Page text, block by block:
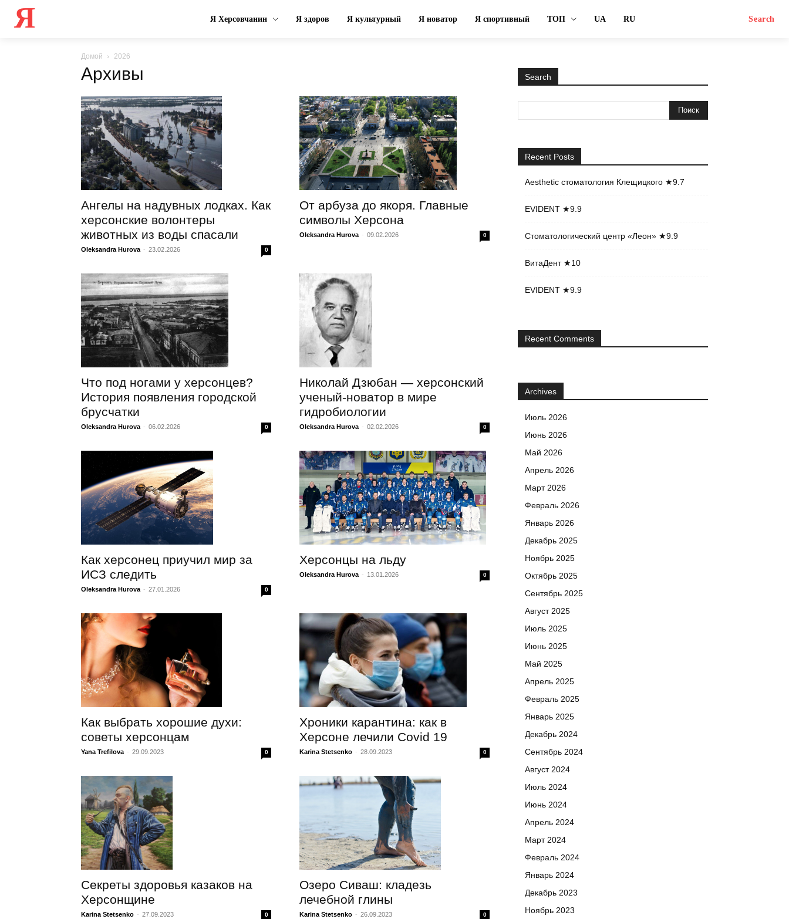
Я Я Херсовчанин Я здоров Я культурный Я новатор Я спортивный ТОП UA RU Search
Домой 2026
Архивы
Ангелы на надувных лодках. Как
херсонские волонтеры
животных из воды спасали
Oleksandra Hurova - 23.02.2026 0
От арбуза до якоря. Главные
символы Херсона
Oleksandra Hurova - 09.02.2026 0
Что под ногами у херсонцев?
История появления городской
брусчатки
Oleksandra Hurova - 06.02.2026 0
Николай Дзюбан — херсонский
ученый-новатор в мире
гидробиологии
Oleksandra Hurova - 02.02.2026 0
Как херсонец приучил мир за
ИСЗ следить
Oleksandra Hurova - 27.01.2026 0
Херсонцы на льду
Oleksandra Hurova - 13.01.2026 0
Как выбрать хорошие духи:
советы херсонцам
Yana Trefilova - 29.09.2023 0
Хроники карантина: как в
Херсоне лечили Covid 19
Karina Stetsenko - 28.09.2023 0
Секреты здоровья казаков на
Херсонщине
Karina Stetsenko - 27.09.2023 0
Озеро Сиваш: кладезь
лечебной глины
Karina Stetsenko - 26.09.2023 0
Search
Recent Posts
Aesthetic стоматология Клещицкого ★9.7
EVIDENT ★9.9
Стоматологический центр «Леон» ★9.9
ВитаДент ★10
EVIDENT ★9.9
Recent Comments
Archives
Июль 2026
Июнь 2026
Май 2026
Апрель 2026
Март 2026
Февраль 2026
Январь 2026
Декабрь 2025
Ноябрь 2025
Октябрь 2025
Сентябрь 2025
Август 2025
Июль 2025
Июнь 2025
Май 2025
Апрель 2025
Февраль 2025
Январь 2025
Декабрь 2024
Сентябрь 2024
Август 2024
Июль 2024
Июнь 2024
Апрель 2024
Март 2024
Февраль 2024
Январь 2024
Декабрь 2023
Ноябрь 2023